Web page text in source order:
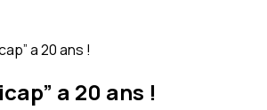
a 20 ans !
a 20 ans !